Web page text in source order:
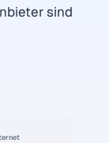
sind